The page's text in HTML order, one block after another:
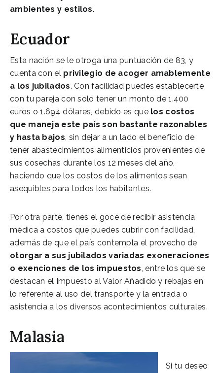
ambientes y estilos.
Ecuador
Esta nación se le otroga una puntuación de 83, y
cuenta con el privilegio de acoger amablemente
a los jubilados. Con facilidad puedes establecerte
con tu pareja con solo tener un monto de 1.400
euros o 1.694 dólares, debido es quelos costos
que maneja este país son bastante razonables
y hasta bajos, sin dejar a un lado el beneficio de
tener abastecimientos alimenticios provenientes de
sus cosechas durante los 12 meses del año,
haciendo que los costos de los alimentos sean
asequibles para todos los habitantes.
Por otra parte, tienes el goce de recibir asistencia
médica a costos que puedes cubrir con facilidad,
además de que el país contempla el provecho de
otorgar a sus jubilados variadas exoneraciones
o exenciones de los impuestos, entre los que se
destacan el Impuesto al Valor Añadido y rebajas en
lo referente al uso del transporte y la entrada o
asistencia a los diversos acontecimientos culturales.
Malasia
Si tu deseo